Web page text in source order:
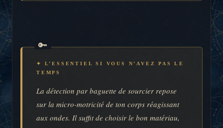
✦ L’ESSENTIEL SI VOUS N’AVEZ PAS LE
TEMPS
La détection par baguette de sourcier repose
sur la micro-motricité de ton corps réagissant
aux ondes. Il suffit de choisir le bon matériau,